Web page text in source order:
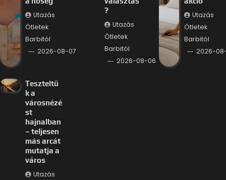
Utazás
Ötletek
Barbitól
2026-08-07
?
Utazás
Ötletek
Barbitól
2026-08-06
Utazás
Ötletek
Barbitól
2026-
Teszteltü
k a
városnézé
st
hajnalban
– teljesen
más arcát
mutatja a
város
Utazás